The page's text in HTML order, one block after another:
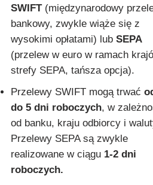
SWIFT(międzynarodowy
bankowy, zwykle wiąże się z
wysokimi opłatami) lub SEPA
(przelew w euro w ramach
strefy SEPA, tańsza opcja).
Przelewy SWIFT mogą trwać
do 5 dni roboczych, w
od banku, kraju odbiorcy i
Przelewy SEPA są zwykle
realizowane w ciągu 1-2 dni
roboczych.